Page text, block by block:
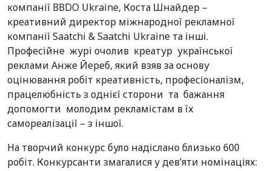
компанії ВВDO Ukraine, Коста Шнайдер –
креативний директор міжнародної рекламної
компанії Saatchi & Saatchi Ukraine та інші.
Професійне журі очолив креатур української
реклами Анже Йереб, який взяв за основу
оцінювання робіт креативність, професіоналізм,
працелюбність з однієї сторони та бажання
допомогти молодим рекламістам в їх
самореалізації – з іншої.
На творчий конкурс було надіслано близько 600
робіт. Конкурсанти змагалися у дев’яти номінаціях: